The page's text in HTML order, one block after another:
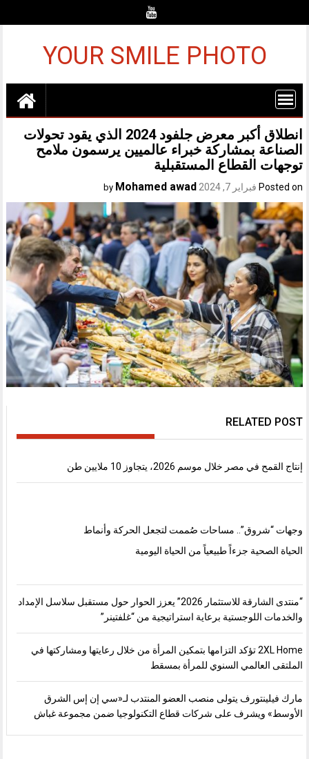
YOUR SMILE PHOTO
انطلاق أكبر معرض جلفود 2024 الذي يقود تحولات
الصناعة بمشاركة خبراء عالميين يرسمون ملامح
توجهات القطاع المستقبلية
Posted on فبراير 7, 2024 Mohamed awad
RELATED POST
إنتاج القمح في مصر خلال موسم 2026، يتجاوز 10 ملايين طن
وجهات “شروق”.. مساحات صُممت لتجعل الحركة وأنماط
الحياة الصحية جزءاً طبيعياً من الحياة اليومية
“منتدى الشارقة للاستثمار 2026” يعزز الحوار حول مستقبل سلاسل الإمداد
والخدمات اللوجستية برعاية استراتيجية من “غلفتينر”
2XL Home تؤكد التزامها بتمكين المرأة من خلال رعايتها ومشاركتها في
الملتقى العالمي السنوي للمرأة بمسقط
مارك فيلينتورف يتولى منصب العضو المنتدب لـ«سي إن إس الشرق
الأوسط» ويشرف على شركات قطاع التكنولوجيا ضمن مجموعة غباش